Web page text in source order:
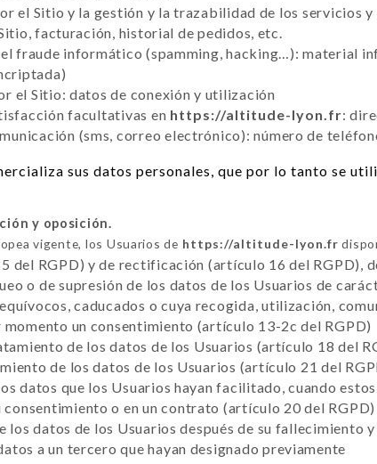
el Sitio y la gestión y la trazabilidad de los servicios
facturación, historial de pedidos, etc.
fraude informático (spamming, hacking…): material
el Sitio: datos de conexión y utilización
facultativas en https://altitude-lyon.fr:
(sms, correo electrónico): número de
sus datos personales, que por lo tanto se
y oposición.
vigente, los Usuarios de https://altitude-lyon.fr
del RGPD) y de rectificación (artículo 16 del RGPD),
o de supresión de los datos de los Usuarios de
caducados o cuya recogida, utilización,
un consentimiento (artículo 13-2c del RGPD)
de los datos de los Usuarios (artículo 18 del
de los datos de los Usuarios (artículo 21 del
datos que los Usuarios hayan facilitado, cuando
o en un contrato (artículo 20 del RGPD)
los datos de los Usuarios después de su fallecimiento
a un tercero que hayan designado previamente